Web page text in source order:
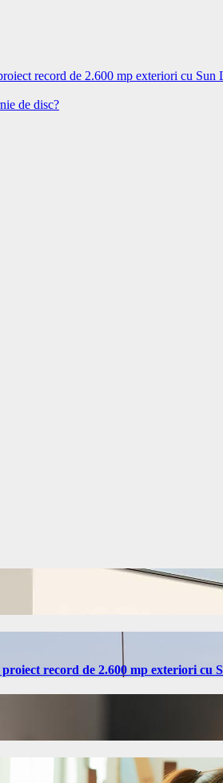
record de 2.600 mp exteriori cu Sun
de disc?
record de 2.600 mp exteriori cu